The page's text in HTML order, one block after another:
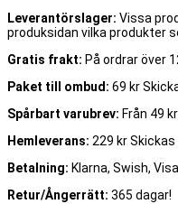
Leverantörslager: Vissa
produksidan vilka produkter
Gratis frakt: På ordrar över
Paket till ombud: 69 kr
Spårbart varubrev: Från 49
Hemleverans: 229 kr
Betalning: Klarna, Swish,
Retur/Ångerrätt: 365 dagar!